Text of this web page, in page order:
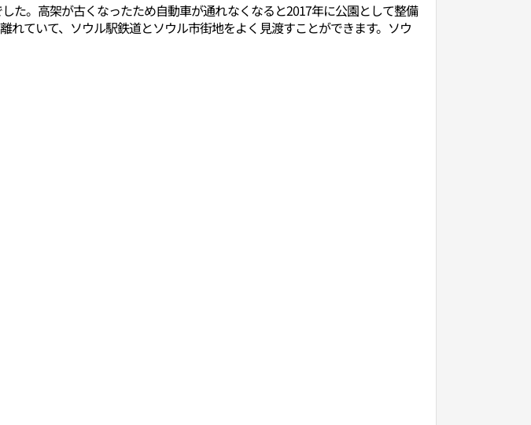
た。高架が古くなったため自動車が通れなくなると2017年に公園として整備
ていて、ソウル駅鉄道とソウル市街地をよく見渡すことができます。ソウ